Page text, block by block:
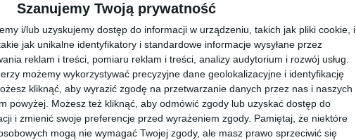
Szanujemy Twoją prywatność
i/lub uzyskujemy dostęp do informacji w urządzeniu, takich jak pliki cookie, i
jak unikalne identyfikatory i standardowe informacje wysyłane przez
reklam i treści, pomiaru reklam i treści, analizy audytorium i rozwój usług.
możemy wykorzystywać precyzyjne dane geolokalizacyjne i identyfikację
kliknąć, aby wyrazić zgodę na przetwarzanie danych przez nas i naszych
powyżej. Możesz też kliknąć, aby odmówić zgody lub uzyskać dostęp do
i zmienić swoje preferencje przed wyrażeniem zgody. Pamiętaj, że niektóre
mogą nie wymagać Twojej zgody, ale masz prawo sprzeciwić się